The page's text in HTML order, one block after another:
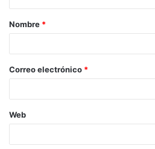
a
r
*
Nombre *
Correo electrónico *
Web